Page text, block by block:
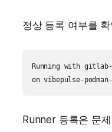
정상 등록 여부를
Running with
Runner 등록은 문